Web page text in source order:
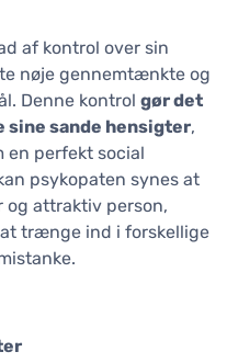
af kontrol over sin
nøje gennemtænkte og
Denne kontrol gør det
sine sande hensigter,
en perfekt social
psykopaten synes at
attraktiv person,
trænge ind i forskellige